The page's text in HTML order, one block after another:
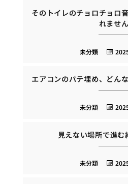
そのトイレのチョロチョロ
れません
未分類
エアコンのパテ埋め、どん
未分類
見えない場所で進
未分類